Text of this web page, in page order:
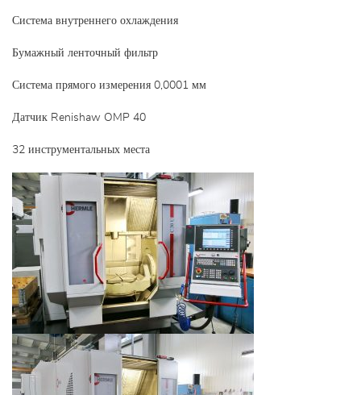
Система внутреннего охлаждения
Бумажный ленточный фильтр
Система прямого измерения 0,0001 мм
Датчик Renishaw OMP 40
32 инструментальных места